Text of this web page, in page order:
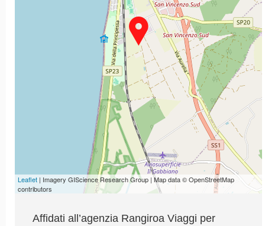
Leaflet | Imagery GIScience Research Group | Map data © OpenStreetMap
contributors
Affidati all’agenzia Rangiroa Viaggi per